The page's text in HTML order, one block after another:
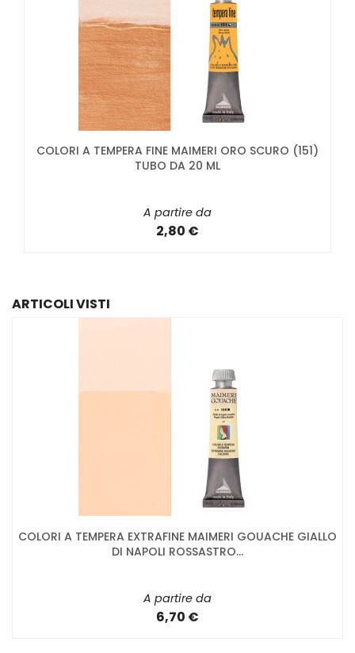
COLORI A TEMPERA FINE MAIMERI ORO SCURO (151)
TUBO DA 20 ML
A partire da
2,80 €
ARTICOLI VISTI
COLORI A TEMPERA EXTRAFINE MAIMERI GOUACHE GIALLO
DI NAPOLI ROSSASTRO...
A partire da
6,70 €